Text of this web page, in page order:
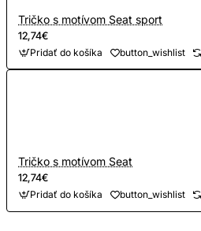
Tričko s motívom Seat sport
12,74€
Pridať do košíka button_wishlist
Tričko s motívom Seat
12,74€
Pridať do košíka button_wishlist